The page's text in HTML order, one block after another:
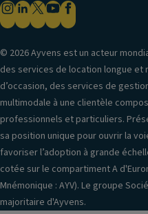
© 2026 Ayvens est un acteur
des services de location longue et
d’occasion, des services de
multimodale à une clientèle
professionnels et particuliers.
sa position unique pour ouvrir la
favoriser l’adoption à grande
cotée sur le compartiment A
Mnémonique : AYV). Le groupe
majoritaire d'Ayvens.